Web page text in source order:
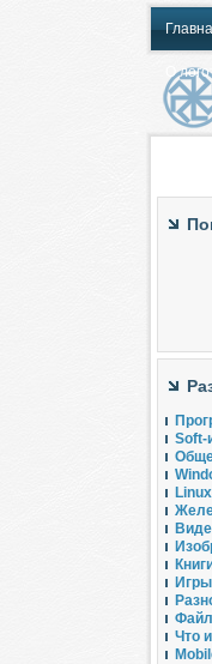
О
Soft-
Linux
Игры
Что